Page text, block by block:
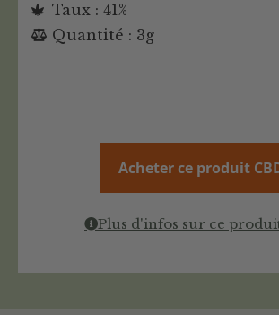
Taux : 41%
Quantité : 3g
Acheter ce produit
Plus d'infos sur ce